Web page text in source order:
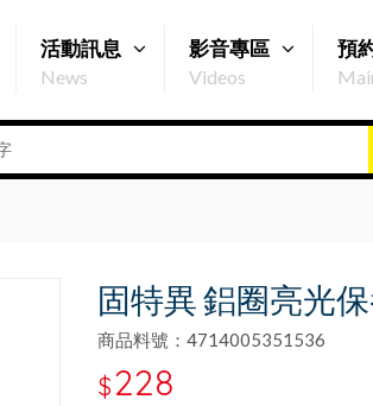
活動訊息
News
影音專區
Videos
預
固特異 鋁圈亮光
商品料號：4714005351536
$228